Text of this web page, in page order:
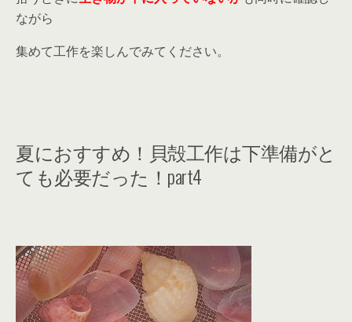
ながら
集めて工作を楽しんでみてください。
夏におすすめ！貝殻工作は下準備がと
ても必要だった！part4